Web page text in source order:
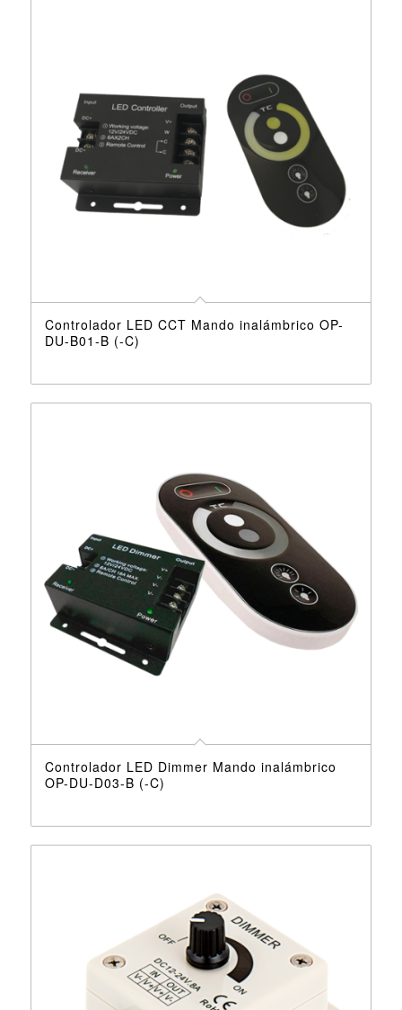
Controlador LED CCT Mando inalámbrico OP-
DU-B01-B (-C)
Controlador LED Dimmer Mando inalámbrico
OP-DU-D03-B (-C)